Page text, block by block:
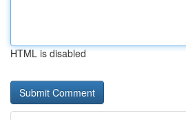
HTML is disabled